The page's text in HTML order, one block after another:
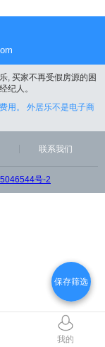
, 买家不再受假房源的困
纪人。
用。 外居乐不是电子商
联系我们
号-2
我的
保存筛选